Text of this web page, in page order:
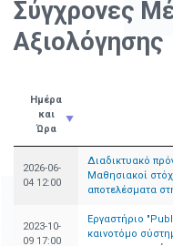
Σύγχρονες
Αξιολόγησης
Ημέρα
και
Ώρα
2026-06-
04 12:00
Διαδικτυακό
Μαθησιακοί
αποτελέσματα
2023-10-
09 17:00
Εργαστήριο
καινοτόμο